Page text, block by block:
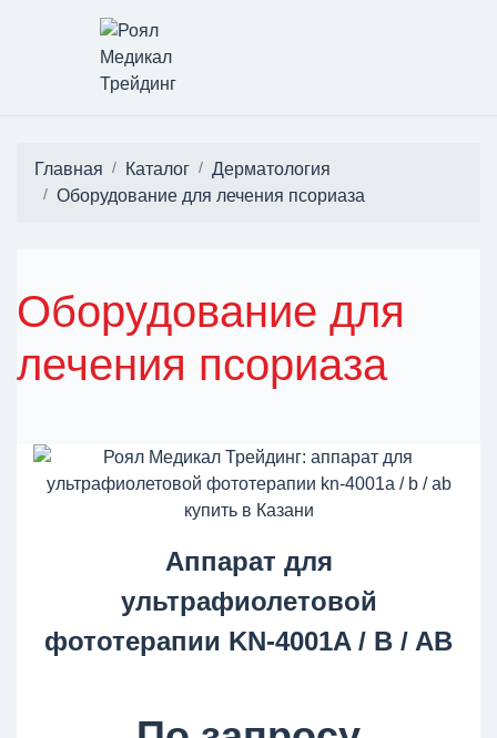
Главная Каталог
Дерматология
Оборудование для лечения псориаза
Оборудование для
лечения псориаза
Аппарат для
ультрафиолетовой
фототерапии KN-4001A / B / AB